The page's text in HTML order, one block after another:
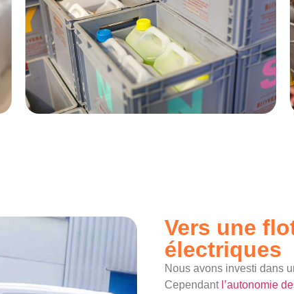
Vers une
électriques
Nous avons investi dans
Cependant l’autonomie